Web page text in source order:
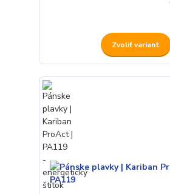
Zvoliť variant